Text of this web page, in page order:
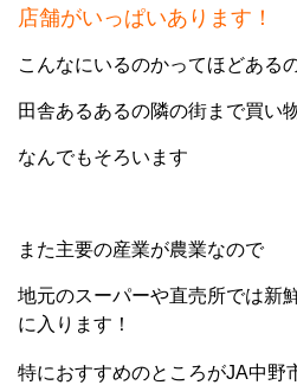
店舗がいっぱいあります！
こんなにいるのかってほどある
田舎あるあるの隣の街まで買い
なんでもそろいます
また主要の産業が農業なので
地元のスーパーや直売所では新
に入ります！
特におすすめのところがJA中野